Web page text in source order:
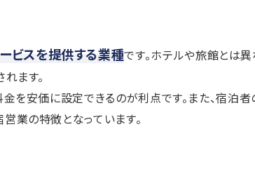
ビスを提供する業種です。ホテルや旅館とは
ます。
を安価に設定できるのが利点です。また、宿泊者
業の特徴となっています。